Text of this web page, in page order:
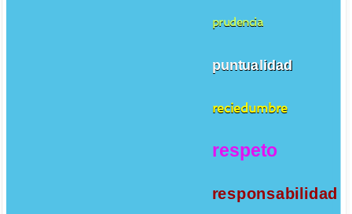
prudencia
puntualidad
reciedumbre
respeto
responsabilidad